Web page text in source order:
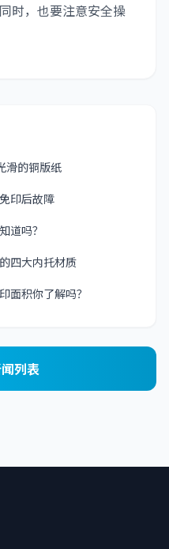
时，也要注意安全操
滑的铜版纸
印后故障
道吗？
四大内托材质
面积你了解吗？
列表